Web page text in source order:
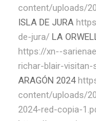
content/uploads/
ISLA DE JURA
de-jura/ LA
https://xn--
richar-blair-visitan-
ARAGÓN 2024
content/uploads/
2024-red-copia-